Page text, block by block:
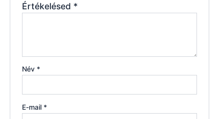
Értékelésed *
Név *
E-mail *